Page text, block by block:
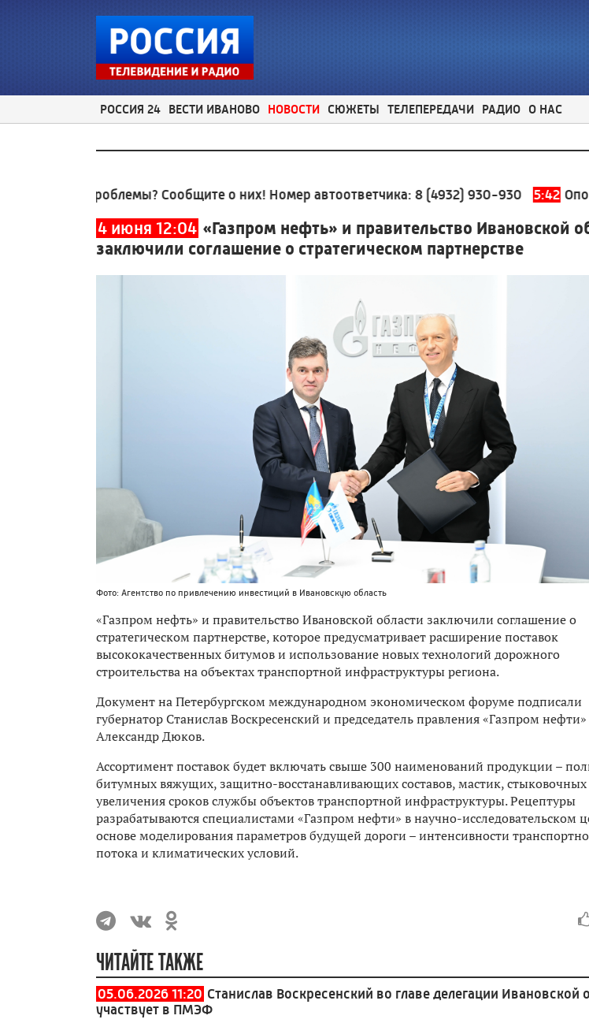
РОССИЯ 24 ВЕСТИ ИВАНОВО НОВОСТИ СЮЖЕТЫ ТЕЛЕПЕРЕДАЧИ РАДИО О НАС
проблемы? Сообщите о них! Номер автоответчика:8 (4932) 930-930 5:42
4 июня 12:04 «Газпром нефть» и правительство Ивановской
заключили соглашение о стратегическом партнерстве
Фото: Агентство по привлечению инвестиций в Ивановскую область
«Газпром нефть» и правительство Ивановской области заключили соглашение о
стратегическом партнерстве, которое предусматривает расширение поставок
высококачественных битумов и использование новых технологий дорожного
строительства на объектах транспортной инфраструктуры региона.
Документ на Петербургском международном экономическом форуме подписали
губернатор Станислав Воскресенский и председатель правления «Газпром нефти»
Александр Дюков.
Ассортимент поставок будет включать свыше 300 наименований продукции –
битумных вяжущих, защитно-восстанавливающих составов, мастик, стыковочных
увеличения сроков службы объектов транспортной инфраструктуры. Рецептуры
разрабатываются специалистами «Газпром нефти» в научно-исследовательском
основе моделирования параметров будущей дороги – интенсивности
потока и климатических условий.
ЧИТАЙТЕ ТАКЖЕ
05.06.2026 11:20 Станислав Воскресенский во главе делегации Ивановской
участвует в ПМЭФ